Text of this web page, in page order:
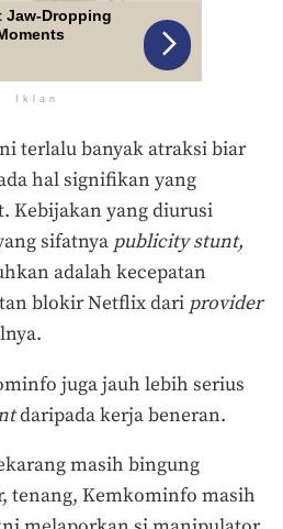
Iklan
terlalu banyak atraksi biar
hal signifikan yang
Kebijakan yang diurusi
sifatnya publicity stunt,
adalah kecepatan
blokir Netflix dari provider
juga jauh lebih serius
daripada kerja beneran.
masih bingung
tenang, Kemkominfo masih